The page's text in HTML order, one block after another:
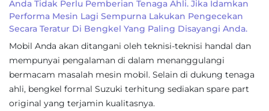
Anda Tidak Perlu Pemberian Tenaga Ahli. Jika Idamkan
Performa Mesin Lagi Sempurna Lakukan Pengecekan
Secara Teratur Di Bengkel Yang Paling Disayangi Anda.
Mobil Anda akan ditangani oleh teknisi-teknisi handal dan
mempunyai pengalaman di dalam menanggulangi
bermacam masalah mesin mobil. Selain di dukung tenaga
ahli, bengkel formal Suzuki terhitung sediakan spare part
original yang terjamin kualitasnya.